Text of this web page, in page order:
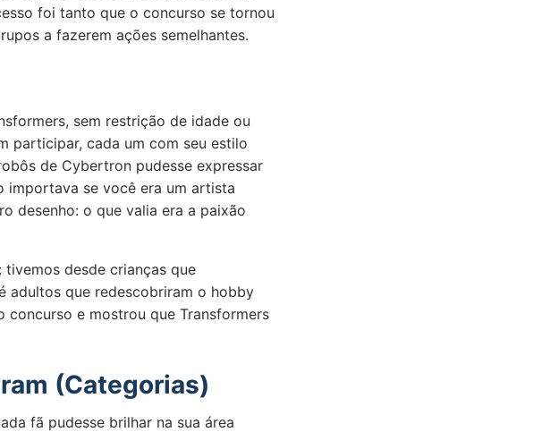
foi tanto que o concurso se tornou
a fazerem ações semelhantes.
sem restrição de idade ou
participar, cada um com seu estilo
de Cybertron pudesse expressar
importava se você era um artista
desenho: o que valia era a paixão
desde crianças que
adultos que redescobriram o hobby
concurso e mostrou que Transformers
(Categorias)
fã pudesse brilhar na sua área